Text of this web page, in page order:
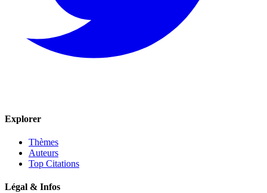
Explorer
Thèmes
Auteurs
Top Citations
Légal & Infos